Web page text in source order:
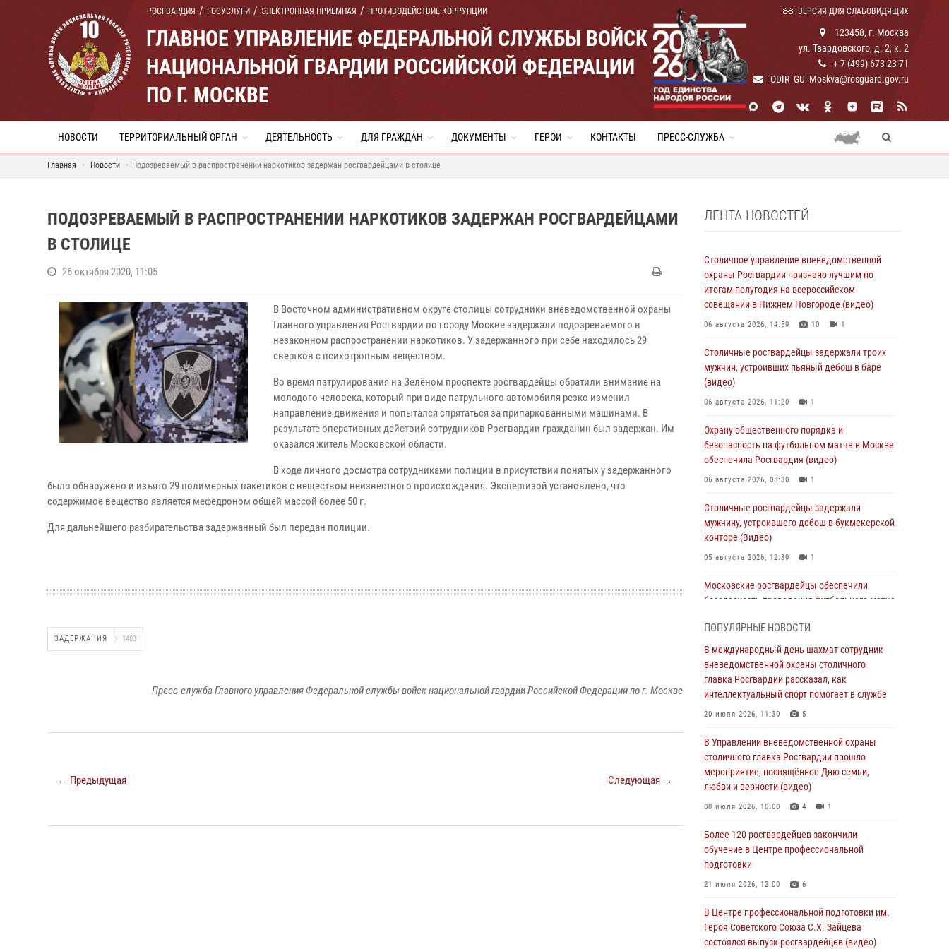
РОСГВАРДИЯ ГОСУСЛУГИ ЭЛЕКТРОННАЯ ПРИЕМНАЯ ПРОТИВОДЕЙСТВИЕ КОРРУПЦИИ ВЕРСИЯ ДЛЯ СЛАБОВИДЯЩИХ
ГЛАВНОЕ УПРАВЛЕНИЕ ФЕДЕРАЛЬНОЙ СЛУЖБЫ ВОЙСК
НАЦИОНАЛЬНОЙ ГВАРДИИ РОССИЙСКОЙ ФЕДЕРАЦИИ
ПО Г. МОСКВЕ
123458, г. Москва
ул. Твардовского, д. 2, к. 2
+ 7 (499) 673-23-71
ODIR_GU_Moskva@rosguard.gov.ru
НОВОСТИ ТЕРРИТОРИАЛЬНЫЙ ОРГАН ДЕЯТЕЛЬНОСТЬ ДЛЯ ГРАЖДАН ДОКУМЕНТЫ ГЕРОИ КОНТАКТЫ ПРЕСС-СЛУЖБА
Главная Новости Подозреваемый в распространении наркотиков задержан росгвардейцами в столице
ПОДОЗРЕВАЕМЫЙ В РАСПРОСТРАНЕНИИ НАРКОТИКОВ ЗАДЕРЖАН РОСГВАРДЕЙЦАМИ
В СТОЛИЦЕ
26 октября 2020, 11:05
В Восточном административном округе столицы сотрудники вневедомственной охраны
Главного управления Росгвардии по городу Москве задержали подозреваемого в
незаконном распространении наркотиков. У задержанного при себе находилось 29
свертков с психотропным веществом.
Во время патрулирования на Зелёном проспекте росгвардейцы обратили внимание на
молодого человека, который при виде патрульного автомобиля резко изменил
направление движения и попытался спрятаться за припаркованными машинами. В
результате оперативных действий сотрудников Росгвардии гражданин был задержан. Им
оказался житель Московской области.
В ходе личного досмотра сотрудниками полиции в присутствии понятых у задержанного
было обнаружено и изъято 29 полимерных пакетиков с веществом неизвестного происхождения. Экспертизой установлено, что
содержимое вещество является мефедроном общей массой более 50 г.
Для дальнейшего разбирательства задержанный был передан полиции.
ЗАДЕРЖАНИЯ 1483
Пресс-служба Главного управления Федеральной службы войск национальной гвардии Российской Федерации по г. Москве
← Предыдущая Следующая →
ЛЕНТА НОВОСТЕЙ
Столичное управление вневедомственной
охраны Росгвардии признано лучшим по
итогам полугодия на всероссийском
совещании в Нижнем Новгороде (видео)
06 августа 2026, 14:59 10 1
Столичные росгвардейцы задержали троих
мужчин, устроивших пьяный дебош в баре
(видео)
06 августа 2026, 11:20 1
Охрану общественного порядка и
безопасность на футбольном матче в Москве
обеспечила Росгвардия (видео)
06 августа 2026, 08:30 1
Столичные росгвардейцы задержали
мужчину, устроившего дебош в букмекерской
конторе (Видео)
05 августа 2026, 12:39 1
Московские росгвардейцы обеспечили
безопасность проведения футбольного матча
Делегация МВД Республики Беларусь
ознакомилась с передовыми методами
работы Росгвардии в Москве (видео)
04 августа 2026, 18:16
В столичном главке Росгвардии завершился
чемпионат по самбо и боевому самбо.
(видео)
04 августа 2026, 14:00 7
эфира на «Радио Москвы» и рассказал о
работе дежурных частей
04 августа 2026, 12:28
подозреваемого в нападении на охранника
торгового центра (видео)
04 августа 2026, 08:26 1
ПОПУЛЯРНЫЕ НОВОСТИ
В международный день шахмат сотрудник
вневедомственной охраны столичного
главка Росгвардии рассказал, как
интеллектуальный спорт помогает в службе
20 июля 2026, 11:30 5
В Управлении вневедомственной охраны
столичного главка Росгвардии прошло
мероприятие, посвящённое Дню семьи,
любви и верности (видео)
08 июля 2026, 10:00 4 1
Более 120 росгвардейцев закончили
обучение в Центре профессиональной
подготовки
21 июля 2026, 12:00 6
В Центре профессиональной подготовки им.
Героя Советского Союза С.Х. Зайцева
состоялся выпуск росгвардейцев (видео)